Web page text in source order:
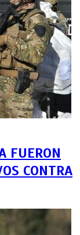
FUERON
CONTRA